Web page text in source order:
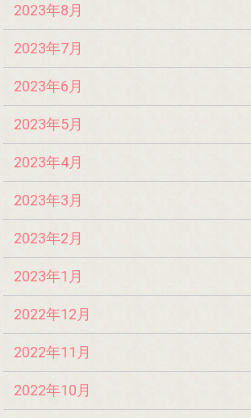
2023年8月
2023年7月
2023年6月
2023年5月
2023年4月
2023年3月
2023年2月
2023年1月
2022年12月
2022年11月
2022年10月